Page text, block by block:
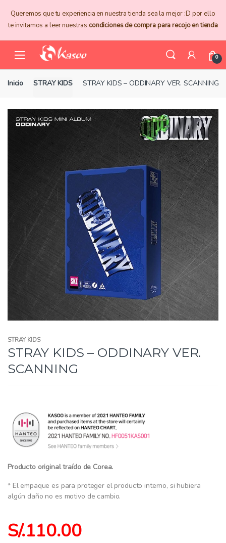
navigation
content
Queremos que tu experiencia en nuestra tienda sea la mejor :D por ello
te invitamos a leer nuestras condiciones de compra para recojo en tienda
0
Inicio STRAY KIDS STRAY KIDS – ODDINARY VER. SCANNING
STRAY KIDS
STRAY KIDS – ODDINARY VER.
SCANNING
Producto original traído de Corea.
* El empaque es para proteger el producto interno, si hubiera
algún daño no es motivo de cambio.
S/.110.00